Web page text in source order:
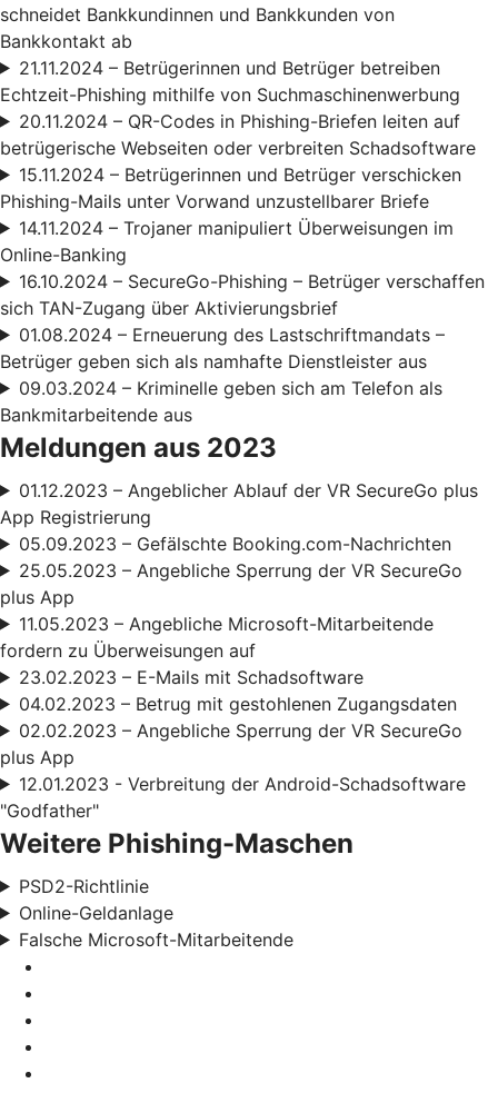
schneidet Bankkundinnen und Bankkunden von
Bankkontakt ab
21.11.2024 – Betrügerinnen und Betrüger betreiben
Echtzeit-Phishing mithilfe von Suchmaschinenwerbung
20.11.2024 – QR-Codes in Phishing-Briefen leiten auf
betrügerische Webseiten oder verbreiten Schadsoftware
15.11.2024 – Betrügerinnen und Betrüger verschicken
Phishing-Mails unter Vorwand unzustellbarer Briefe
14.11.2024 – Trojaner manipuliert Überweisungen im
Online-Banking
16.10.2024 – SecureGo-Phishing – Betrüger verschaffen
sich TAN-Zugang über Aktivierungsbrief
01.08.2024 – Erneuerung des Lastschriftmandats –
Betrüger geben sich als namhafte Dienstleister aus
09.03.2024 – Kriminelle geben sich am Telefon als
Bankmitarbeitende aus
Meldungen aus 2023
01.12.2023 – Angeblicher Ablauf der VR SecureGo plus
App Registrierung
05.09.2023 – Gefälschte Booking.com-Nachrichten
25.05.2023 – Angebliche Sperrung der VR SecureGo
plus App
11.05.2023 – Angebliche Microsoft-Mitarbeitende
fordern zu Überweisungen auf
23.02.2023 – E-Mails mit Schadsoftware
04.02.2023 – Betrug mit gestohlenen Zugangsdaten
02.02.2023 – Angebliche Sperrung der VR SecureGo
plus App
12.01.2023 - Verbreitung der Android-Schadsoftware
"Godfather"
Weitere Phishing-Maschen
PSD2-Richtlinie
Online-Geldanlage
Falsche Microsoft-Mitarbeitende